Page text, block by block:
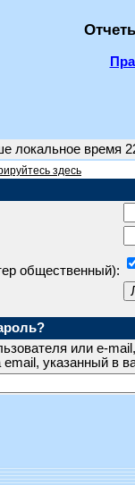
локальное время
здесь
общественный):
или e-
email, указанный в